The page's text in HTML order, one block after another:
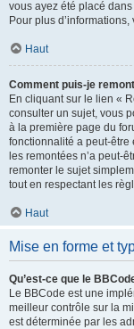
vous ayez été placé
Pour plus
Haut
Comment puis-je
En cliquant sur le lien «
consulter un sujet, vous
à la première page du
fonctionnalité a peut-être
les remontées n’a peut-
remonter le sujet
tout en respectant les
Haut
Mise en forme et
Qu’est-ce que le
Le BBCode est une
meilleur contrôle sur la
est déterminée par les